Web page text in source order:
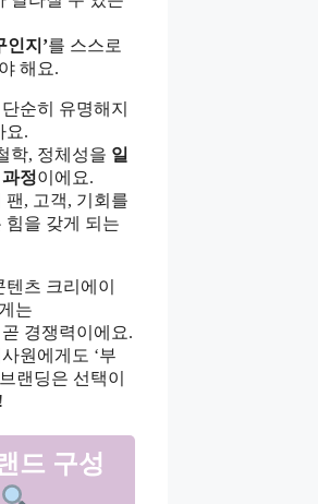
인지’를 스스로
해요.
순히 유명해지
요.
학, 정체성을 일
정이에요.
팬, 고객, 기회를
힘을 갖게 되는
츠 크리에이
는
경쟁력이에요.
원에게도 ‘부
랜딩은 선택이
드 구성